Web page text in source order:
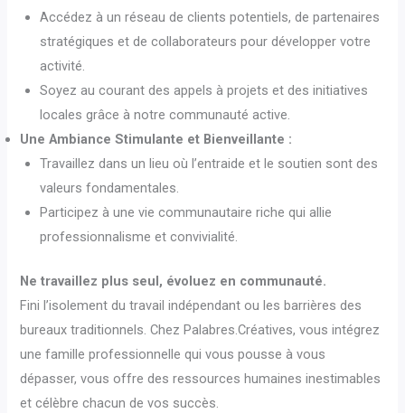
Accédez à un réseau de clients potentiels, de partenaires
stratégiques et de collaborateurs pour développer votre
activité.
Soyez au courant des appels à projets et des initiatives
locales grâce à notre communauté active.
Une Ambiance Stimulante et Bienveillante :
Travaillez dans un lieu où l’entraide et le soutien sont des
valeurs fondamentales.
Participez à une vie communautaire riche qui allie
professionnalisme et convivialité.
Ne travaillez plus seul, évoluez en communauté.
Fini l’isolement du travail indépendant ou les barrières des
bureaux traditionnels. Chez Palabres.Créatives, vous intégrez
une famille professionnelle qui vous pousse à vous
dépasser, vous offre des ressources humaines inestimables
et célèbre chacun de vos succès.